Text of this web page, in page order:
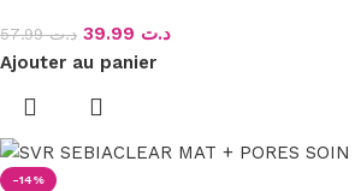
د.ت57.99 د.ت
Ajouter au panier
-14%